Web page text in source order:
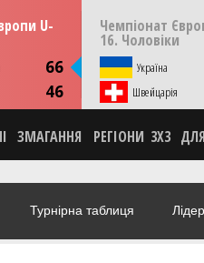
U-
66
46
13:30 Чемпіонат
16. Чоловіки
Україна
Швейцарія
ПʼЯТНИЦЮ 07 серпня
Скоп'є, Пів. Македонія
НОВИНА
ВІДЕО
ЗМАГАННЯ РЕГІОНИ 3X3
Турнірна таблиця